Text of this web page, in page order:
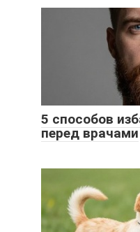
5 способов
перед врачами